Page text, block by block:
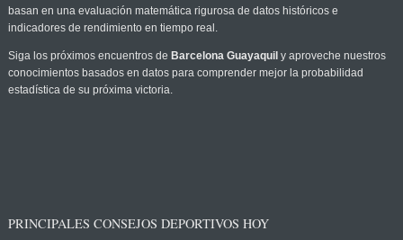
basan en una evaluación matemática rigurosa de datos históricos e
indicadores de rendimiento en tiempo real.
Siga los próximos encuentros de Barcelona Guayaquil y aproveche nuestros
conocimientos basados en datos para comprender mejor la probabilidad
estadística de su próxima victoria.
PRINCIPALES CONSEJOS DEPORTIVOS HOY